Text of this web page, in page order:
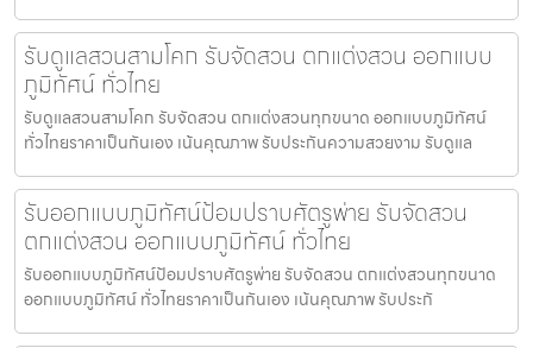
รับดูแลสวนสามโคก รับจัดสวน ตกแต่งสวน ออกแบบ
ภูมิทัศน์ ทั่วไทย
รับดูแลสวนสามโคก รับจัดสวน ตกแต่งสวนทุกขนาด ออกแบบภูมิทัศน์
ทั่วไทยราคาเป็นกันเอง เน้นคุณภาพ รับประกันความสวยงาม รับดูแล
รับออกแบบภูมิทัศน์ป้อมปราบศัตรูพ่าย รับจัดสวน
ตกแต่งสวน ออกแบบภูมิทัศน์ ทั่วไทย
รับออกแบบภูมิทัศน์ป้อมปราบศัตรูพ่าย รับจัดสวน ตกแต่งสวนทุกขนาด
ออกแบบภูมิทัศน์ ทั่วไทยราคาเป็นกันเอง เน้นคุณภาพ รับประกั